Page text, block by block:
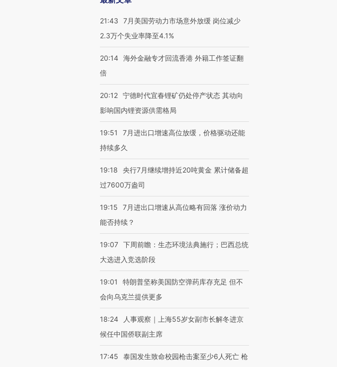
21:43
7月美国劳动力市场意外放缓 岗位减少
2.3万个失业率降至4.1%
20:14 海外金融专才回流香港 外籍工作签证翻
倍
20:12 宁德时代宜春锂矿仍处停产状态 其动向
影响国内锂资源供需格局
19:51
7月进出口增速高位放缓，价格驱动还能
持续多久
19:18
央行7月继续增持近20吨黄金 累计储备超
过7600万盎司
19:15
7月进出口增速从高位略有回落 涨价动力
能否持续？
19:07 下周前瞻：生态环境法典施行；巴西总统
大选进入竞选阶段
19:01
特朗普坚称美国防空弹药库存充足 但不
会向乌克兰提供更多
18:24
人事观察｜上海55岁女副市长解冬进京
候任中国侨联副主席
17:45 泰国发生致命校园枪击案至少6人死亡 枪